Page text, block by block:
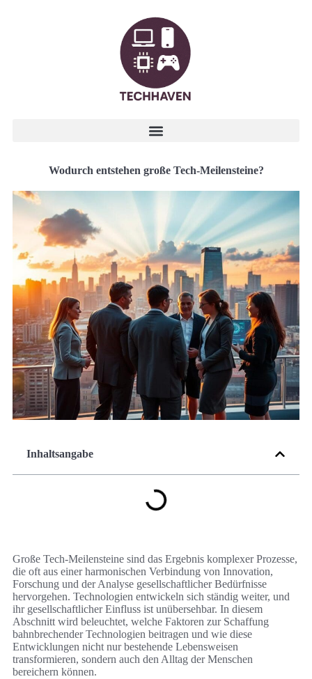
Wodurch entstehen große Tech-Meilensteine?
Inhaltsangabe
Große Tech-Meilensteine sind das Ergebnis komplexer Prozesse,
die oft aus einer harmonischen Verbindung von Innovation,
Forschung und der Analyse gesellschaftlicher Bedürfnisse
hervorgehen. Technologien entwickeln sich ständig weiter, und
ihr gesellschaftlicher Einfluss ist unübersehbar. In diesem
Abschnitt wird beleuchtet, welche Faktoren zur Schaffung
bahnbrechender Technologien beitragen und wie diese
Entwicklungen nicht nur bestehende Lebensweisen
transformieren, sondern auch den Alltag der Menschen
bereichern können.